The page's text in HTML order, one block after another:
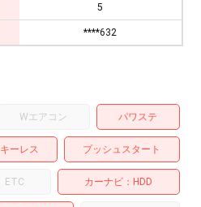
5
****632
Wエアコン パワステ
キーレス プッシュスタート
ETC カーナビ HDD